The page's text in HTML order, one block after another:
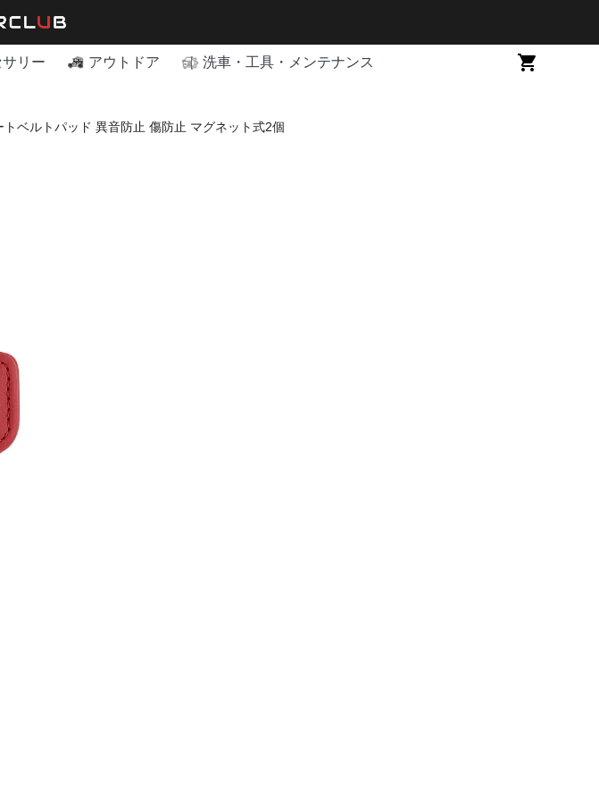
リー アウトドア 洗車・工具・メンテナンス
ベルトパッド 異音防止 傷防止 マグネット式2個